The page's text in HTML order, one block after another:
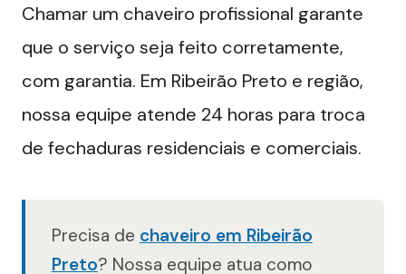
Chamar um chaveiro profissional garante
que o serviço seja feito corretamente,
com garantia. Em Ribeirão Preto e região,
nossa equipe atende 24 horas para troca
de fechaduras residenciais e comerciais.
Precisa de chaveiro em Ribeirão
Preto? Nossa equipe atua como